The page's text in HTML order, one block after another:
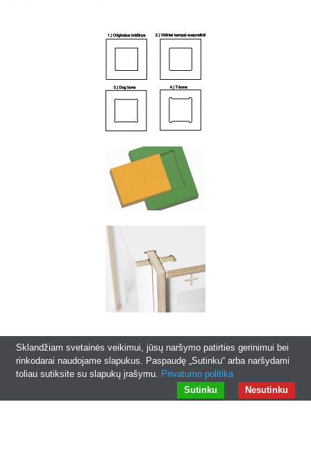
Interneto svetainių kūrimas
Sklandžiam svetainės veikimui, jūsų naršymo patirties gerinimui bei
rinkodarai naudojame slapukus. Paspaudę „Sutinku“ arba naršydami
toliau sutiksite su slapukų įrašymu. Privatumo politika
Nesutinku
Sutinku